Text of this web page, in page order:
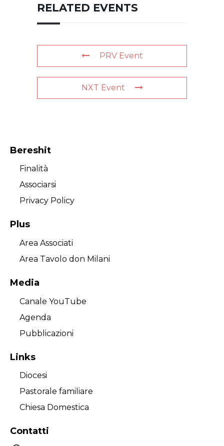
RELATED EVENTS
PRV Event
NXT Event
Bereshit
Finalità
Associarsi
Privacy Policy
Plus
Area Associati
Area Tavolo don Milani
Media
Canale YouTube
Agenda
Pubblicazioni
Links
Diocesi
Pastorale familiare
Chiesa Domestica
Contatti